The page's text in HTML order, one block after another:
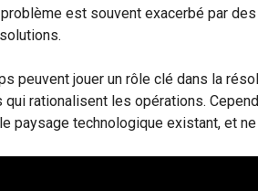
est souvent exacerbé par
peuvent jouer un rôle clé dans la
qui rationalisent les opérations.
paysage technologique existant, et